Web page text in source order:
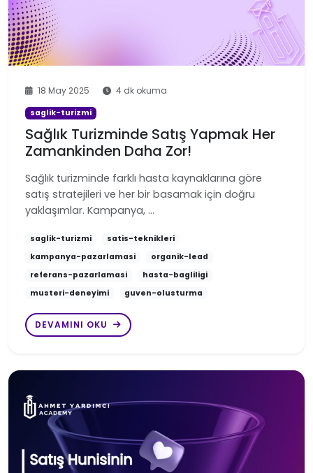
18 May 2025 4 dk okuma
saglik-turizmi
Sağlık Turizminde Satış Yapmak Her
Zamankinden Daha Zor!
Sağlık turizminde farklı hasta kaynaklarına göre
satış stratejileri ve her bir basamak için doğru
yaklaşımlar. Kampanya, …
saglik-turizmi
satis-teknikleri
kampanya-pazarlamasi
organik-lead
referans-pazarlamasi
hasta-bagliligi
musteri-deneyimi
guven-olusturma
DEVAMINI OKU